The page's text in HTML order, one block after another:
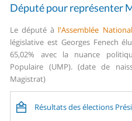
Député pour représenter
Le député à l'Assemblée
législative est Georges Fenech
65,02% avec la nuance
Populaire (UMP). (date de
Magistrat)
Résultats des élections